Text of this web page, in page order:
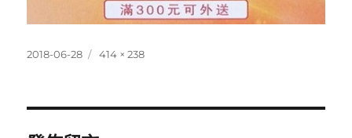
發
2018-06-28
完
414 × 238